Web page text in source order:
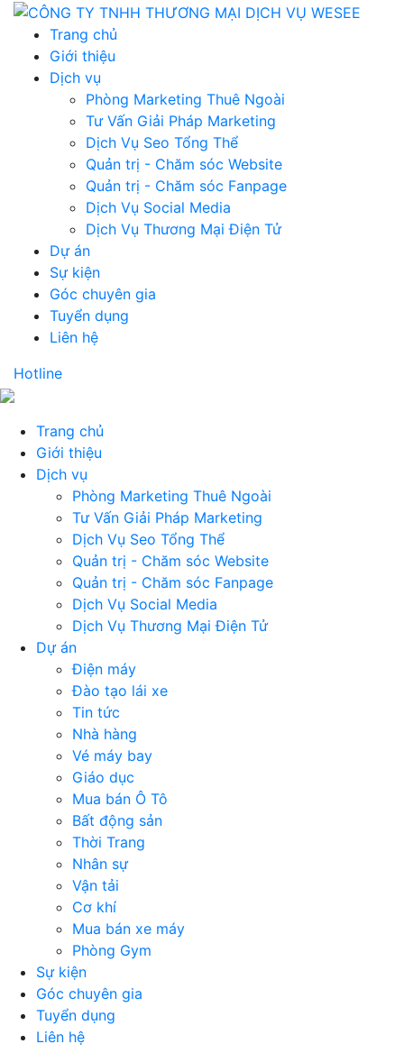
Trang chủ
Giới thiệu
Dịch vụ
Phòng Marketing Thuê Ngoài
Tư Vấn Giải Pháp Marketing
Dịch Vụ Seo Tổng Thể
Quản trị - Chăm sóc Website
Quản trị - Chăm sóc Fanpage
Dịch Vụ Social Media
Dịch Vụ Thương Mại Điện Tử
Dự án
Sự kiện
Góc chuyên gia
Tuyển dụng
Liên hệ
Hotline
Trang chủ
Giới thiệu
Dịch vụ
Phòng Marketing Thuê Ngoài
Tư Vấn Giải Pháp Marketing
Dịch Vụ Seo Tổng Thể
Quản trị - Chăm sóc Website
Quản trị - Chăm sóc Fanpage
Dịch Vụ Social Media
Dịch Vụ Thương Mại Điện Tử
Dự án
Điện máy
Đào tạo lái xe
Tin tức
Nhà hàng
Vé máy bay
Giáo dục
Mua bán Ô Tô
Bất động sản
Thời Trang
Nhân sự
Vận tải
Cơ khí
Mua bán xe máy
Phòng Gym
Sự kiện
Góc chuyên gia
Tuyển dụng
Liên hệ